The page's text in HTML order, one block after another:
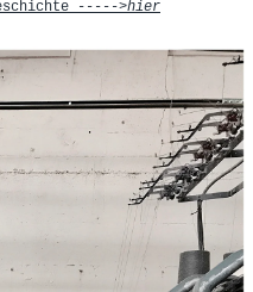
----->hier